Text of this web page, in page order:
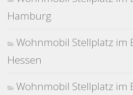
Hamburg
Wohnmobil Stellplatz im
Hessen
Wohnmobil Stellplatz im